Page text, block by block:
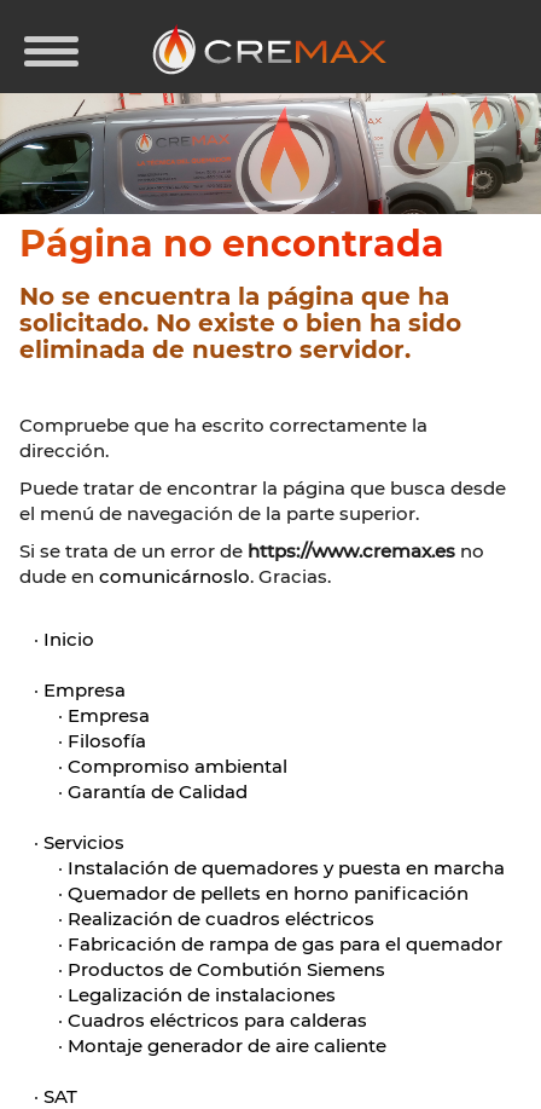
Página no encontrada
No se encuentra la página que ha
solicitado. No existe o bien ha sido
eliminada de nuestro servidor.
Compruebe que ha escrito correctamente la
dirección.
Puede tratar de encontrar la página que busca desde
el menú de navegación de la parte superior.
Si se trata de un error de https://www.cremax.es no
dude encomunicárnoslo. Gracias.
· Inicio
· Empresa
· Empresa
· Filosofía
·Compromiso ambiental
·Garantía de Calidad
·Servicios
· Instalación de quemadores y puesta en marcha
·Quemador de pellets en horno panificación
· Realización de cuadros eléctricos
· Fabricación de rampa de gas para el quemador
· Productos de Combutión Siemens
· Legalización de instalaciones
·Cuadros eléctricos para calderas
· Montaje generador de aire caliente
·SAT